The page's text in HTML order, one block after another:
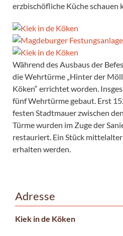
erzbischöfliche Küche schauen
Während des Ausbaus der
die Wehrtürme „Hinter der
Köken“ errichtet worden.
fünf Wehrtürme gebaut. Erst
festen Stadtmauer zwischen
Türme wurden im Zuge der
restauriert. Ein Stück
erhalten werden.
Adresse
Kiek in de Köken